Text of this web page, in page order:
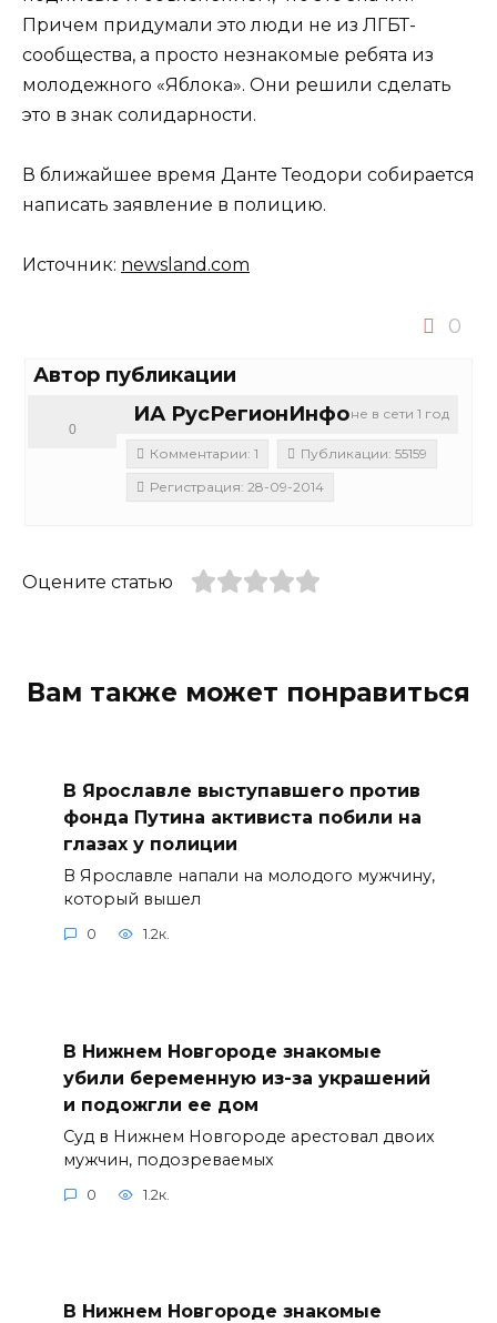
Причем придумали это люди не из ЛГБТ-
сообщества, а просто незнакомые ребята из
молодежного «Яблока». Они решили сделать
это в знак солидарности.
В ближайшее время Данте Теодори собирается
написать заявление в полицию.
Источник: newsland.com
0
Автор публикации
не в сети 1 год
ИА РусРегионИнфо
0
Комментарии: 1
Публикации: 55159
Регистрация: 28-09-2014
Оцените статью
Вам также может понравиться
В Ярославле выступавшего против
фонда Путина активиста побили на
глазах у полиции
В Ярославле напали на молодого мужчину,
который вышел
0 1.2к.
В Нижнем Новгороде знакомые
убили беременную из-за украшений
и подожгли ее дом
Суд в Нижнем Новгороде арестовал двоих
мужчин, подозреваемых
0 1.2к.
В Нижнем Новгороде знакомые